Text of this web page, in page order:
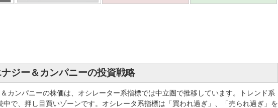
ジー＆カンパニーの投資戦略
カンパニーの株価は、オシレーター系指標では中立圏で推移しています。トレンド系
中で、押し目買いゾーンです。オシレータ系指標は「買われ過ぎ」、「売られ過ぎ」を